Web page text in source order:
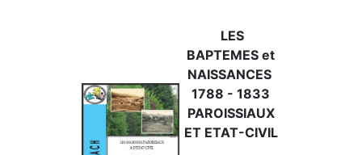
LES
BAPTEMES et
NAISSANCES
1788 - 1833
PAROISSIAUX
ET ETAT-CIVIL